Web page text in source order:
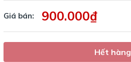
Giá bán: 900.000₫
Hết hàng